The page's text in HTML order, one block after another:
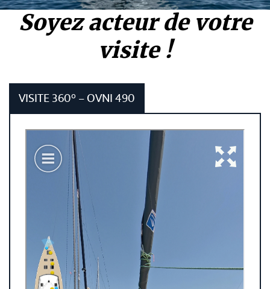
Soyez acteur de votre
visite !
VISITE 360° – OVNI 490